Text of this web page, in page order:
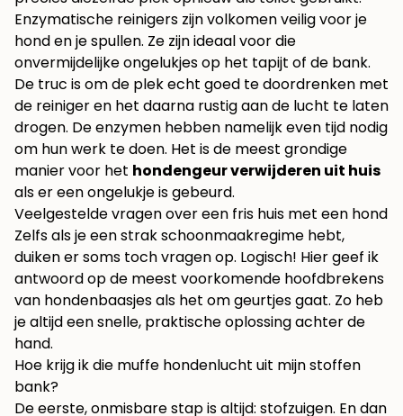
Enzymatische reinigers zijn volkomen veilig voor je
hond en je spullen. Ze zijn ideaal voor die
onvermijdelijke ongelukjes op het tapijt of de bank.
De truc is om de plek echt goed te doordrenken met
de reiniger en het daarna rustig aan de lucht te laten
drogen. De enzymen hebben namelijk even tijd nodig
om hun werk te doen. Het is de meest grondige
manier voor het hondengeur verwijderen uit huis
als er een ongelukje is gebeurd.
Veelgestelde vragen over een fris huis met een hond
Zelfs als je een strak schoonmaakregime hebt,
duiken er soms toch vragen op. Logisch! Hier geef ik
antwoord op de meest voorkomende hoofdbrekens
van hondenbaasjes als het om geurtjes gaat. Zo heb
je altijd een snelle, praktische oplossing achter de
hand.
Hoe krijg ik die muffe hondenlucht uit mijn stoffen
bank?
De eerste, onmisbare stap is altijd: stofzuigen. En dan